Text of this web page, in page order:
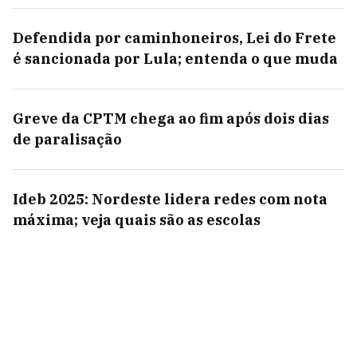
Defendida por caminhoneiros, Lei do Frete
é sancionada por Lula; entenda o que muda
Greve da CPTM chega ao fim após dois dias
de paralisação
Ideb 2025: Nordeste lidera redes com nota
máxima; veja quais são as escolas